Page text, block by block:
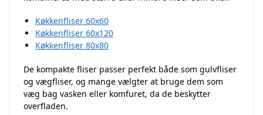
Køkkenfliser 60x60
Køkkenfliser 60x120
Køkkenfliser 80x80
De kompakte fliser passer perfekt både som gulvfliser
og vægfliser, og mange vælgter at bruge dem som
væg bag vasken eller komfuret, da de beskytter
overfladen.